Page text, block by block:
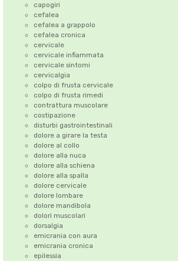
capogiri
cefalea
cefalea a grappolo
cefalea cronica
cervicale
cervicale infiammata
cervicale sintomi
cervicalgia
colpo di frusta cervicale
colpo di frusta rimedi
contrattura muscolare
costipazione
disturbi gastrointestinali
dolore a girare la testa
dolore al collo
dolore alla nuca
dolore alla schiena
dolore alla spalla
dolore cervicale
dolore lombare
dolore mandibola
dolori muscolari
dorsalgia
emicrania con aura
emicrania cronica
epilessia